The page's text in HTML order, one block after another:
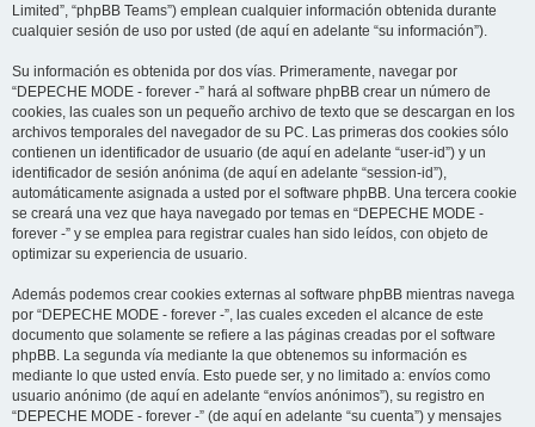
Limited”, “phpBB Teams”) emplean cualquier información obtenida durante
cualquier sesión de uso por usted (de aquí en adelante “su información”).
Su información es obtenida por dos vías. Primeramente, navegar por
“DEPECHE MODE - forever -” hará al software phpBB crear un número de
cookies, las cuales son un pequeño archivo de texto que se descargan en los
archivos temporales del navegador de su PC. Las primeras dos cookies sólo
contienen un identificador de usuario (de aquí en adelante “user-id”) y un
identificador de sesión anónima (de aquí en adelante “session-id”),
automáticamente asignada a usted por el software phpBB. Una tercera cookie
se creará una vez que haya navegado por temas en “DEPECHE MODE -
forever -” y se emplea para registrar cuales han sido leídos, con objeto de
optimizar su experiencia de usuario.
Además podemos crear cookies externas al software phpBB mientras navega
por “DEPECHE MODE - forever -”, las cuales exceden el alcance de este
documento que solamente se refiere a las páginas creadas por el software
phpBB. La segunda vía mediante la que obtenemos su información es
mediante lo que usted envía. Esto puede ser, y no limitado a: envíos como
usuario anónimo (de aquí en adelante “envíos anónimos”), su registro en
“DEPECHE MODE - forever -” (de aquí en adelante “su cuenta”) y mensajes